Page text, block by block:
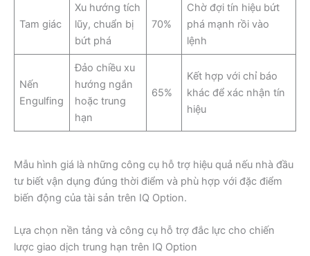
Tam giác
Xu hướng tích
lũy, chuẩn bị
bứt phá
70%
Chờ đợi tín hiệu bứt
phá mạnh rồi vào
lệnh
Nến
Engulfing
Đảo chiều xu
hướng ngắn
hoặc trung
hạn
65%
Kết hợp với chỉ báo
khác để xác nhận tín
hiệu
Mẫu hình giá là những công cụ hỗ trợ hiệu quả nếu nhà đầu
tư biết vận dụng đúng thời điểm và phù hợp với đặc điểm
biến động của tài sản trên IQ Option.
Lựa chọn nền tảng và công cụ hỗ trợ đắc lực cho chiến
lược giao dịch trung hạn trên IQ Option